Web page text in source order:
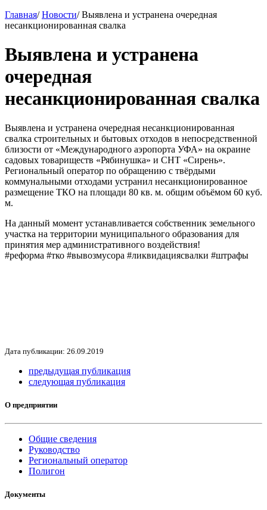
Главная/ Новости/ Выявлена и устранена очередная
несанкционированная свалка
Выявлена и устранена
очередная
несанкционированная свалка
Выявлена и устранена очередная несанкционированная
свалка строительных и бытовых отходов в непосредственной
близости от «Международного аэропорта УФА» на окраине
садовых товариществ «Рябинушка» и СНТ «Сирень».
Региональный оператор по обращению с твёрдыми
коммунальными отходами устранил несанкционированное
размещение ТКО на площади 80 кв. м. общим объёмом 60 куб.
м.
На данный момент устанавливается собственник земельного
участка на территории муниципального образования для
принятия мер административного воздействия!
#реформа #тко #вывозмусора #ликвидациясвалки #штрафы
Дата публикации: 26.09.2019
предыдущая публикация
следующая публикация
О предприятии
Общие сведения
Руководство
Региональный оператор
Полигон
Документы